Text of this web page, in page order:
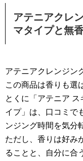
アテニアクレ
マタイプと無
アテニアクレンジン
この商品は香りも選
とくに「アテニア
イプ」は、口コミで
ンジング時間を気分
ただし、香りは好み
ることと、自分に合